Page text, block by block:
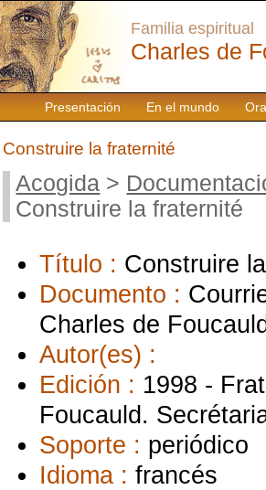
Presentación En el mundo
Familia espiritual
Charles de
Construire la fraternité
Acogida >
Construire la fraternité
Título : Construire
Documento :
Charles de
Autor(es) :
Edición : 1998 -
Foucauld.
Soporte : periódico
Idioma : francés